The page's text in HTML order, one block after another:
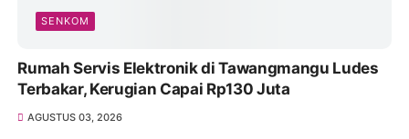
SENKOM
Rumah Servis Elektronik di Tawangmangu Ludes
Terbakar, Kerugian Capai Rp130 Juta
AGUSTUS 03, 2026